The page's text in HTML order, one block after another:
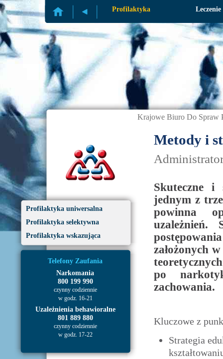
Profilaktyka Leczenie
Profilaktyka uniwersalna
Profilaktyka selektywna
Profilaktyka wskazująca
Telefony Zaufania
Narkomania
800 199 990
czynny codziennie
w godz. 16-21
Uzależnienia behawioralne
801 889 880
czynny codziennie
w godz. 17-22
Krajowe Biuro Do Spraw
Metody i
Skuteczne i
jednym z
powinna
uzależnień.
założonych
po
zachowania.
Kluczowe z
Strategia